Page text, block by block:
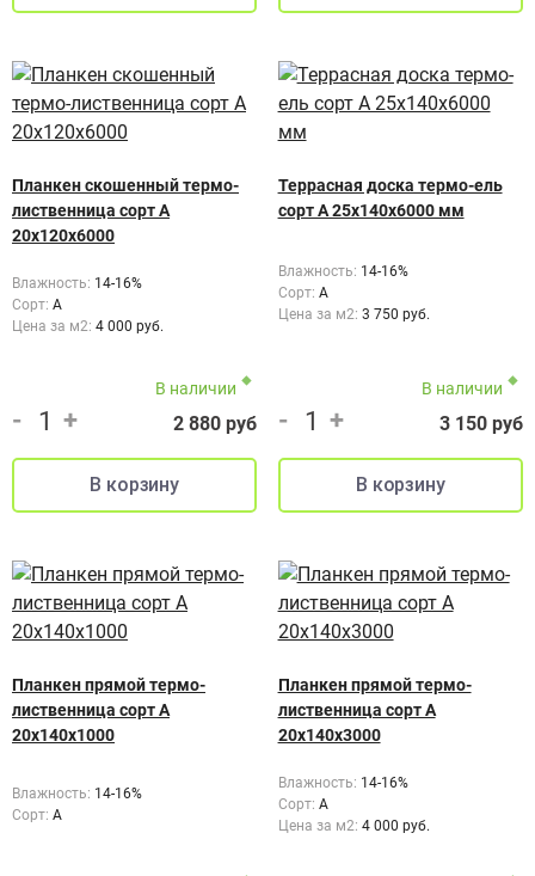
Планкен скошенный термо-
лиственница сорт А
20х120х6000
Влажность: 14-16%
Сорт: А
Цена за м2: 4 000 руб.
В наличии
- + 2 880 руб
Террасная доска термо-ель
сорт А 25x140x6000 мм
Влажность: 14-16%
Сорт: А
Цена за м2: 3 750 руб.
В наличии
- + 3 150 руб
Планкен прямой термо-
лиственница сорт А
20х140х1000
Влажность: 14-16%
Сорт: A
Планкен прямой термо-
лиственница сорт А
20х140х3000
Влажность: 14-16%
Сорт: A
Цена за м2: 4 000 руб.